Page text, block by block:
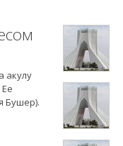
акулу
Бушер).